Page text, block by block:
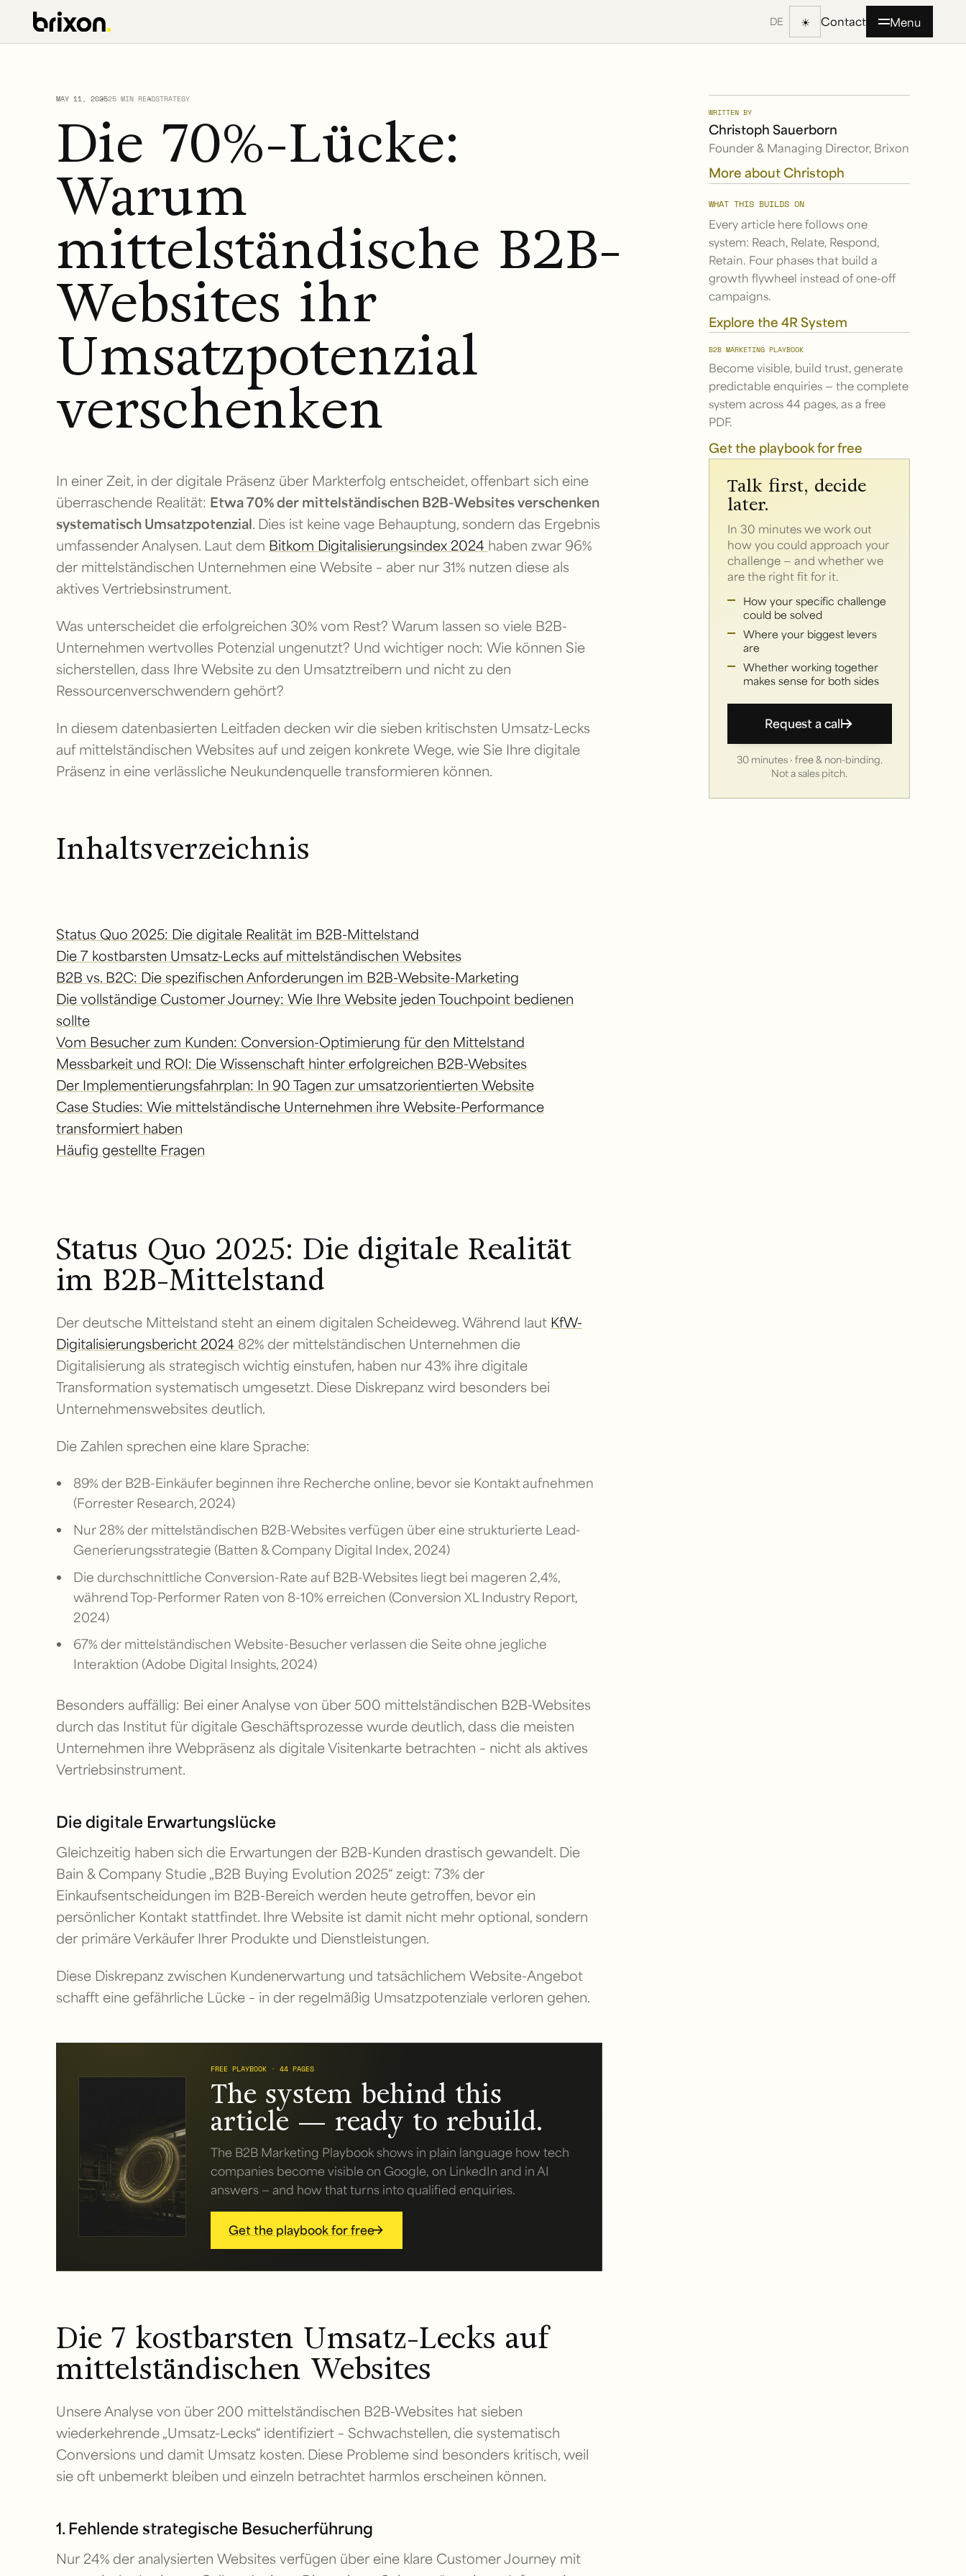
DE ☀ Contact Menu
MAY 11, 202525 MIN READSTRATEGY
Die 70%-Lücke:
Warum
mittelständische B2B-
Websites ihr
Umsatzpotenzial
verschenken
In einer Zeit, in der digitale Präsenz über Markterfolg entscheidet, offenbart sich eine
überraschende Realität: Etwa 70% der mittelständischen B2B-Websites verschenken
systematisch Umsatzpotenzial. Dies ist keine vage Behauptung, sondern das Ergebnis
umfassender Analysen. Laut dem Bitkom Digitalisierungsindex 2024 haben zwar 96%
der mittelständischen Unternehmen eine Website – aber nur 31% nutzen diese als
aktives Vertriebsinstrument.
Was unterscheidet die erfolgreichen 30% vom Rest? Warum lassen so viele B2B-
Unternehmen wertvolles Potenzial ungenutzt? Und wichtiger noch: Wie können Sie
sicherstellen, dass Ihre Website zu den Umsatztreibern und nicht zu den
Ressourcenverschwendern gehört?
In diesem datenbasierten Leitfaden decken wir die sieben kritischsten Umsatz-Lecks
auf mittelständischen Websites auf und zeigen konkrete Wege, wie Sie Ihre digitale
Präsenz in eine verlässliche Neukundenquelle transformieren können.
Inhaltsverzeichnis
Status Quo 2025: Die digitale Realität im B2B-Mittelstand
Die 7 kostbarsten Umsatz-Lecks auf mittelständischen Websites
B2B vs. B2C: Die spezifischen Anforderungen im B2B-Website-Marketing
Die vollständige Customer Journey: Wie Ihre Website jeden Touchpoint bedienen
sollte
Vom Besucher zum Kunden: Conversion-Optimierung für den Mittelstand
Messbarkeit und ROI: Die Wissenschaft hinter erfolgreichen B2B-Websites
Der Implementierungsfahrplan: In 90 Tagen zur umsatzorientierten Website
Case Studies: Wie mittelständische Unternehmen ihre Website-Performance
transformiert haben
Häufig gestellte Fragen
Status Quo 2025: Die digitale Realität
im B2B-Mittelstand
Der deutsche Mittelstand steht an einem digitalen Scheideweg. Während laut KfW-
Digitalisierungsbericht 2024 82% der mittelständischen Unternehmen die
Digitalisierung als strategisch wichtig einstufen, haben nur 43% ihre digitale
Transformation systematisch umgesetzt. Diese Diskrepanz wird besonders bei
Unternehmenswebsites deutlich.
Die Zahlen sprechen eine klare Sprache:
89% der B2B-Einkäufer beginnen ihre Recherche online, bevor sie Kontakt aufnehmen
(Forrester Research, 2024)
Nur 28% der mittelständischen B2B-Websites verfügen über eine strukturierte Lead-
Generierungsstrategie (Batten & Company Digital Index, 2024)
Die durchschnittliche Conversion-Rate auf B2B-Websites liegt bei mageren 2,4%,
während Top-Performer Raten von 8-10% erreichen (Conversion XL Industry Report,
2024)
67% der mittelständischen Website-Besucher verlassen die Seite ohne jegliche
Interaktion (Adobe Digital Insights, 2024)
Besonders auffällig: Bei einer Analyse von über 500 mittelständischen B2B-Websites
durch das Institut für digitale Geschäftsprozesse wurde deutlich, dass die meisten
Unternehmen ihre Webpräsenz als digitale Visitenkarte betrachten – nicht als aktives
Vertriebsinstrument.
Die digitale Erwartungslücke
Gleichzeitig haben sich die Erwartungen der B2B-Kunden drastisch gewandelt. Die
Bain & Company Studie „B2B Buying Evolution 2025“ zeigt: 73% der
Einkaufsentscheidungen im B2B-Bereich werden heute getroffen, bevor ein
persönlicher Kontakt stattfindet. Ihre Website ist damit nicht mehr optional, sondern
der primäre Verkäufer Ihrer Produkte und Dienstleistungen.
Diese Diskrepanz zwischen Kundenerwartung und tatsächlichem Website-Angebot
schafft eine gefährliche Lücke – in der regelmäßig Umsatzpotenziale verloren gehen.
FREE PLAYBOOK · 44 PAGES
The system behind this
article — ready to rebuild.
The B2B Marketing Playbook shows in plain language how tech
companies become visible on Google, on LinkedIn and in AI
answers — and how that turns into qualified enquiries.
Get the playbook for free
Die 7 kostbarsten Umsatz-Lecks auf
mittelständischen Websites
Unsere Analyse von über 200 mittelständischen B2B-Websites hat sieben
wiederkehrende „Umsatz-Lecks“ identifiziert – Schwachstellen, die systematisch
Conversions und damit Umsatz kosten. Diese Probleme sind besonders kritisch, weil
sie oft unbemerkt bleiben und einzeln betrachtet harmlos erscheinen können.
1. Fehlende strategische Besucherführung
Nur 24% der analysierten Websites verfügen über eine klare Customer Journey mit
WRITTEN BY
Christoph Sauerborn
Founder & Managing Director, Brixon
More about Christoph
WHAT THIS BUILDS ON
Every article here follows one
system: Reach, Relate, Respond,
Retain. Four phases that build a
growth flywheel instead of one-off
campaigns.
Explore the 4R System
B2B MARKETING PLAYBOOK
Become visible, build trust, generate
predictable enquiries — the complete
system across 44 pages, as a free
PDF.
Get the playbook for free
Talk first, decide
later.
In 30 minutes we work out
how you could approach your
challenge — and whether we
are the right fit for it.
How your specific challenge
could be solved
Where your biggest levers
are
Whether working together
makes sense for both sides
Request a call
30 minutes · free & non-binding.
Not a sales pitch.